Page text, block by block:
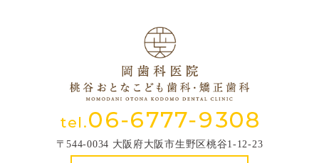
〒544-0034 大阪府大阪市生野区桃谷1-12-23